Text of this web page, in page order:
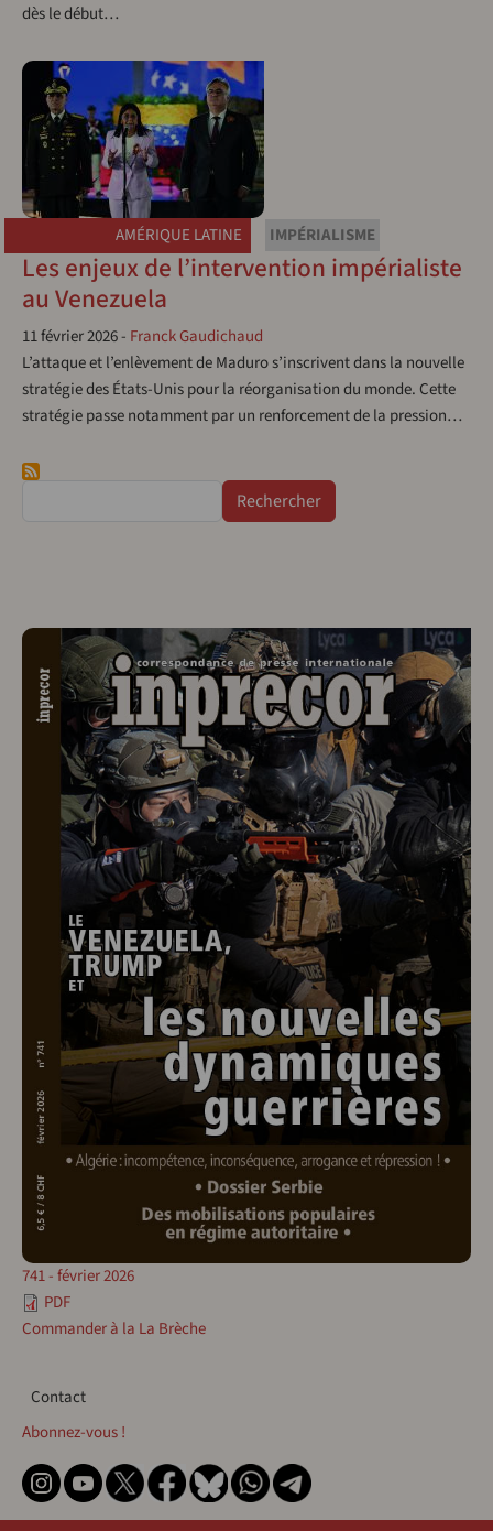
dès le début…
AMÉRIQUE LATINE IMPÉRIALISME
Les enjeux de l’intervention impérialiste
au Venezuela
11 février 2026- Franck Gaudichaud
L’attaque et l’enlèvement de Maduro s’inscrivent dans la nouvelle
stratégie des États-Unis pour la réorganisation du monde. Cette
stratégie passe notamment par un renforcement de la pression…
741 - février 2026
PDF
Commander à la La Brèche
Contact
Contact
Abonnez-vous !